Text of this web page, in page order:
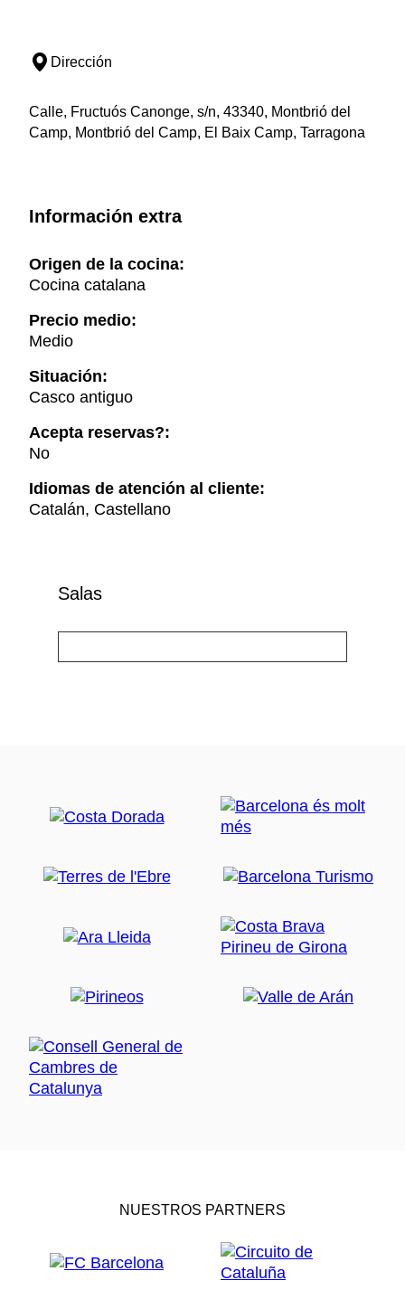
Dirección
Calle, Fructuós Canonge, s/n, 43340, Montbrió del
Camp, Montbrió del Camp, El Baix Camp, Tarragona
Información extra
Origen de la cocina:
Cocina catalana
Precio medio:
Medio
Situación:
Casco antiguo
Acepta reservas?:
No
Idiomas de atención al cliente:
Catalán, Castellano
Salas
NUESTROS PARTNERS